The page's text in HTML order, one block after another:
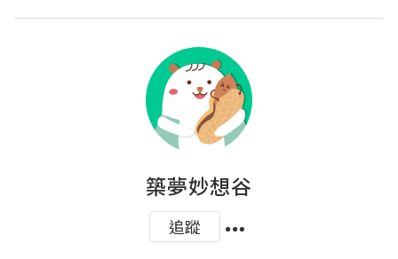
築夢妙想谷
追蹤